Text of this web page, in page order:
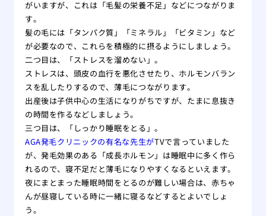
がいますが、これは「毛髪の栄養不足」などにつながりま
す。
髪の毛には「タンパク質」「ミネラル」「ビタミン」など
が必要なので、これらを積極的に摂るようにしましょう。
二つ目は、「ストレスを溜めない」。
ストレスは、頭皮の血行を悪化させたり、ホルモンバラン
スを乱したりするので、薄毛につながります。
出産後は子供中心の生活になりがちですが、たまに息抜き
の時間を作るなどしましょう。
三つ目は、「しっかり睡眠をとる」。
AGA発毛クリニックの有名な先生がTVで言っていました
が、発毛効果のある「成長ホルモン」は睡眠中に多く作ら
れるので、寝不足だと薄毛になりやすくなるといえます。
夜にまとまった睡眠時間をとるのが難しい場合は、赤ちゃ
んが昼寝している時に一緒に寝るなどするとよいでしょ
う。